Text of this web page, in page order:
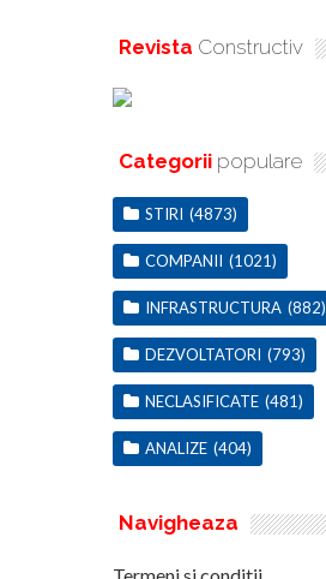
Revista Constructiv
Categorii populare
STIRI (4873)
COMPANII (1021)
INFRASTRUCTURA (882)
DEZVOLTATORI (793)
NECLASIFICATE (481)
ANALIZE (404)
Navigheaza